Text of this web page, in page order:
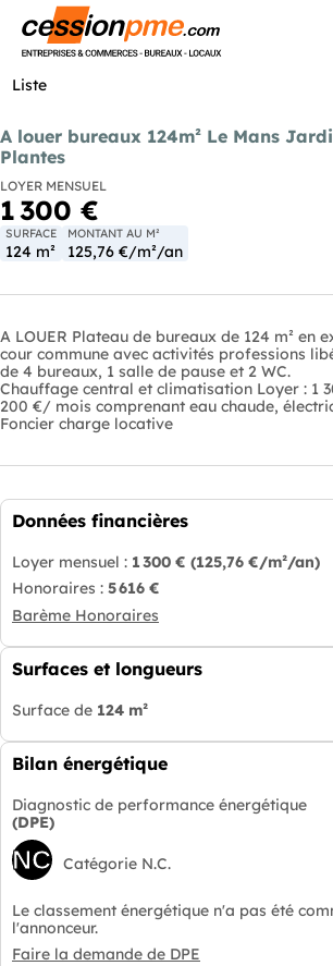
Liste
A louer bureaux 124m² Le Mans
Plantes
LOYER MENSUEL
1 300 €
SURFACE
124 m²
MONTANT AU M²
125,76 €/m²/an
A LOUER Plateau de bureaux de 124 m² en
cour commune avec activités professions
de 4 bureaux, 1 salle de pause et 2 WC.
Chauffage central et climatisation Loyer : 1
200 €/ mois comprenant eau chaude,
Foncier charge locative
Données financières
Loyer mensuel : 1 300 € (125,76 €/m²/an)
Honoraires : 5 616 €
Barème Honoraires
Surfaces et longueurs
Surface de 124 m²
Bilan énergétique
Diagnostic de performance énergétique
(DPE)
NC Catégorie N.C.
Le classement énergétique n'a pas été
l'annonceur.
Faire la demande de DPE